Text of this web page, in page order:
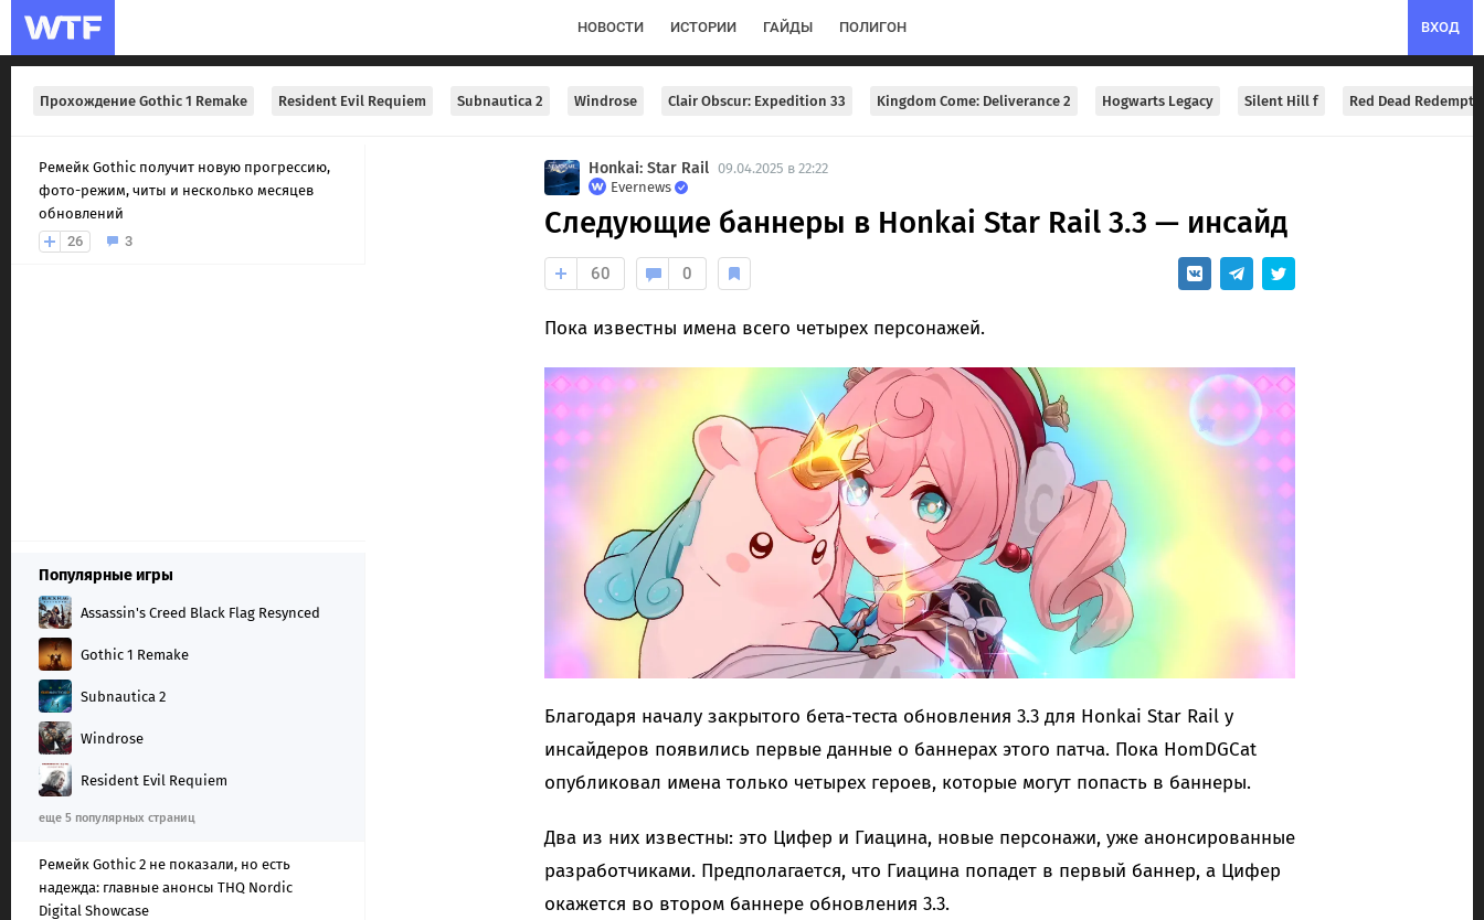
ВХОД
НОВОСТИ ИСТОРИИ ГАЙДЫ ПОЛИГОН
Прохождение Gothic 1 Remake Resident Evil Requiem Subnautica 2 Windrose Clair Obscur: Expedition 33 Kingdom Come: Deliverance 2 Hogwarts Legacy Silent Hill f Red Dead
Ремейк Gothic получит новую прогрессию,
фото-режим, читы и несколько месяцев
обновлений
26
3
Популярные игры
Assassin's Creed Black Flag Resynced
Gothic 1 Remake
Subnautica 2
Windrose
Resident Evil Requiem
еще 5 популярных страниц
Ремейк Gothic 2 не показали, но есть
надежда: главные анонсы THQ Nordic
Digital Showcase
Honkai: Star Rail 09.04.2025 в 22:22
Evernews
Следующие баннеры в Honkai Star Rail 3.3 — инсайд
60 0
Пока известны имена всего четырех персонажей.
Благодаря началу закрытого бета-теста обновления 3.3 для Honkai Star Rail у
инсайдеров появились первые данные о баннерах этого патча. Пока HomDGCat
опубликовал имена только четырех героев, которые могут попасть в баннеры.
Два из них известны: это Цифер и Гиацина, новые персонажи, уже анонсированные
разработчиками. Предполагается, что Гиацина попадет в первый баннер, а Цифер
окажется во втором баннере обновления 3.3.